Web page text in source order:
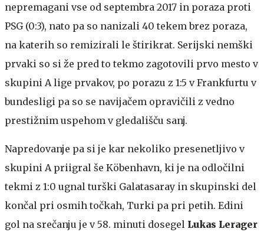
nepremagani vse od septembra 2017 in poraza proti
PSG (0:3), nato pa so nanizali 40 tekem brez poraza,
na katerih so remizirali le štirikrat. Serijski nemški
prvaki so si že pred to tekmo zagotovili prvo mesto v
skupini A lige prvakov, po porazu z 1:5 v Frankfurtu v
bundesligi pa so se navijačem opravičili z vedno
prestižnim uspehom v gledališču sanj.
Napredovanje pa si je kar nekoliko presenetljivo v
skupini A priigral še Köbenhavn, ki je na odločilni
tekmi z 1:0 ugnal turški Galatasaray in skupinski del
končal pri osmih točkah, Turki pa pri petih. Edini
gol na srečanju je v 58. minuti dosegel Lukas Lerager